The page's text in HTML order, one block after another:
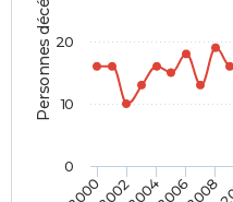
Personnes décédées
20002002200420062008
10
20
0